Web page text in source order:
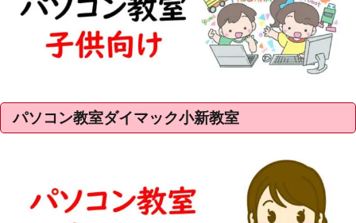
パソコン教室ダイマック小新教室